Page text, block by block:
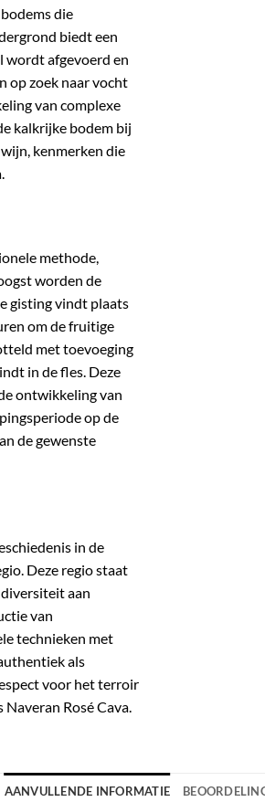
die
biedt een
wordt afgevoerd en
op zoek naar vocht
van complexe
kalkrijke bodem bij
kenmerken die
methode,
worden de
gisting vindt plaats
om de fruitige
met toevoeging
in de fles. Deze
ontwikkeling van
op de
de gewenste
in de
Deze regio staat
aan
van
technieken met
als
voor het terroir
Rosé Cava.
AANVULLENDE INFORMATIE